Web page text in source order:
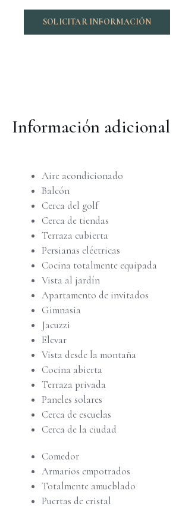
SOLICITAR INFORMACIÓN
Información adicional
Aire acondicionado
Balcón
Cerca del golf
Cerca de tiendas
Terraza cubierta
Persianas eléctricas
Cocina totalmente equipada
Vista al jardín
Apartamento de invitados
Gimnasia
Jacuzzi
Elevar
Vista desde la montaña
Cocina abierta
Terraza privada
Paneles solares
Cerca de escuelas
Cerca de la ciudad
Comedor
Armarios empotrados
Totalmente amueblado
Puertas de cristal